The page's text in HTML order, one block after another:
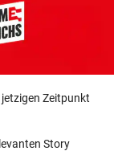
Zeitpunkt
Story